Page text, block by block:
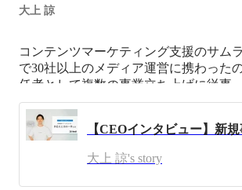
大上 諒
コンテンツマーケティング支援のサム
で30社以上のメディア運営に携わった
任者として複数の事業立ち上げに従事。
2018年にHeaRを設立。「青春の大人
ョンに複数のHRサービスを展開中。
大上 諒's story